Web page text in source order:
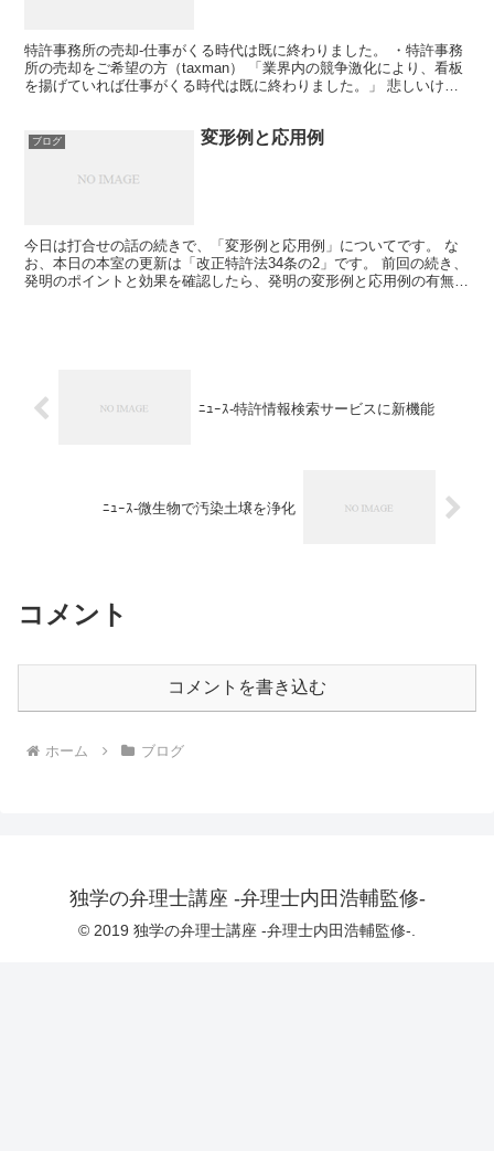
特許事務所の売却-仕事がくる時代は既に終わりました。 ・特許事務
所の売却をご希望の方（taxman） 「業界内の競争激化により、看板
を揚げていれば仕事がくる時代は既に終わりました。」 悲しいけ
ブログ 変形例と応用例
今日は打合せの話の続きで、「変形例と応用例」についてです。 な
お、本日の本室の更新は「改正特許法34条の2」です。 前回の続き、
発明のポイントと効果を確認したら、発明の変形例と応用例の有無を
ﾆｭｰｽ-特許情報検索サービスに新機能
ﾆｭｰｽ-微生物で汚染土壌を浄化
コメント
コメントを書き込む
ホーム ブログ
独学の弁理士講座 -弁理士内田浩輔監修-
© 2019 独学の弁理士講座 -弁理士内田浩輔監修-.